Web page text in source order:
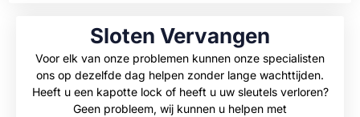
Sloten Vervangen
Voor elk van onze problemen kunnen onze specialisten
ons op dezelfde dag helpen zonder lange wachttijden.
Heeft u een kapotte lock of heeft u uw sleutels verloren?
Geen probleem, wij kunnen u helpen met